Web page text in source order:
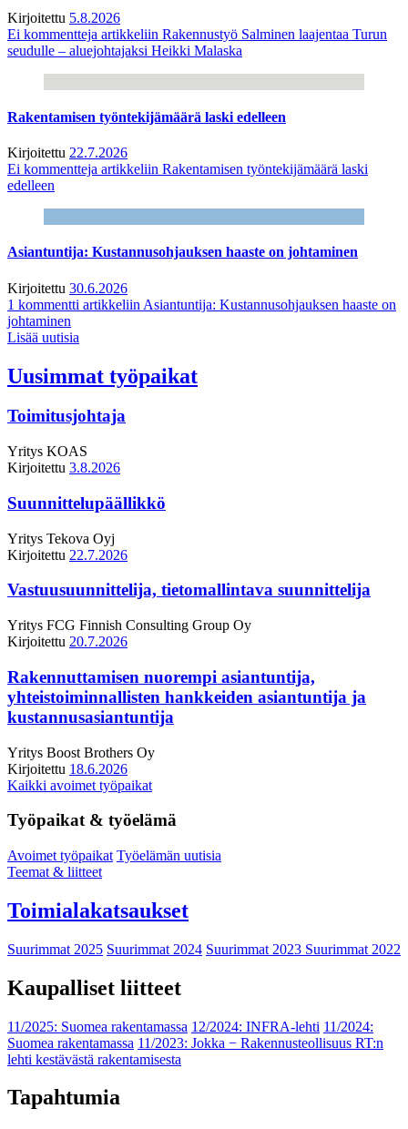
Kirjoitettu 5.8.2026
Ei kommentteja artikkeliin Rakennustyö Salminen laajentaa Turun
seudulle – aluejohtajaksi Heikki Malaska
Rakentamisen työntekijämäärä laski edelleen
Kirjoitettu 22.7.2026
Ei kommentteja artikkeliin Rakentamisen työntekijämäärä laski
edelleen
Asiantuntija: Kustannusohjauksen haaste on johtaminen
Kirjoitettu 30.6.2026
1 kommentti artikkeliin Asiantuntija: Kustannusohjauksen haaste on
johtaminen
Lisää uutisia
Uusimmat työpaikat
Toimitusjohtaja
Yritys KOAS
Kirjoitettu 3.8.2026
Suunnittelupäällikkö
Yritys Tekova Oyj
Kirjoitettu 22.7.2026
Vastuusuunnittelija, tietomallintava suunnittelija
Yritys FCG Finnish Consulting Group Oy
Kirjoitettu 20.7.2026
Rakennuttamisen nuorempi asiantuntija,
yhteistoiminnallisten hankkeiden asiantuntija ja
kustannusasiantuntija
Yritys Boost Brothers Oy
Kirjoitettu 18.6.2026
Kaikki avoimet työpaikat
Työpaikat & työelämä
Avoimet työpaikat Työelämän uutisia
Teemat & liitteet
Toimialakatsaukset
Suurimmat 2025 Suurimmat 2024 Suurimmat 2023 Suurimmat 2022
Kaupalliset liitteet
11/2025: Suomea rakentamassa 12/2024: INFRA-lehti 11/2024:
Suomea rakentamassa 11/2023: Jokka − Rakennusteollisuus RT:n
lehti kestävästä rakentamisesta
Tapahtumia